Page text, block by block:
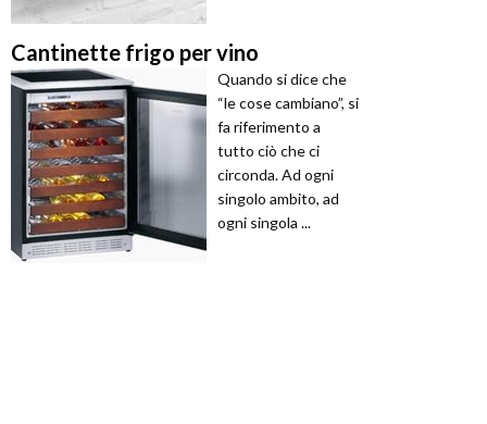
Cantinette frigo per vino
Quando si dice che
“le cose cambiano”, si
fa riferimento a
tutto ciò che ci
circonda. Ad ogni
singolo ambito, ad
ogni singola ...